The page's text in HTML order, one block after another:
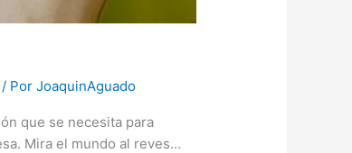
/ PorJoaquinAguado
que se necesita para
Mira el mundo al reves…